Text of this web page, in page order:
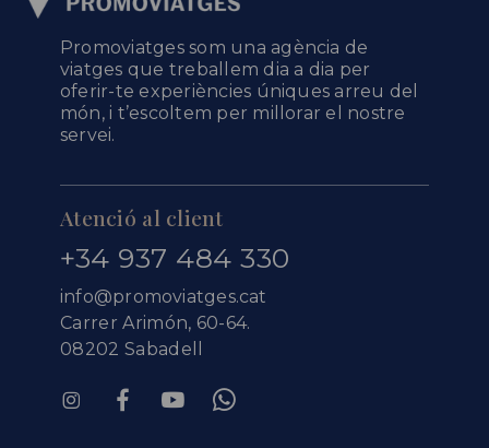
Promoviatges som una agència de
viatges que treballem dia a dia per
oferir-te experiències úniques arreu del
món, i t’escoltem per millorar el nostre
servei.
Atenció al client
+34 937 484 330
info@promoviatges.cat
Carrer Arimón, 60-64.
08202 Sabadell